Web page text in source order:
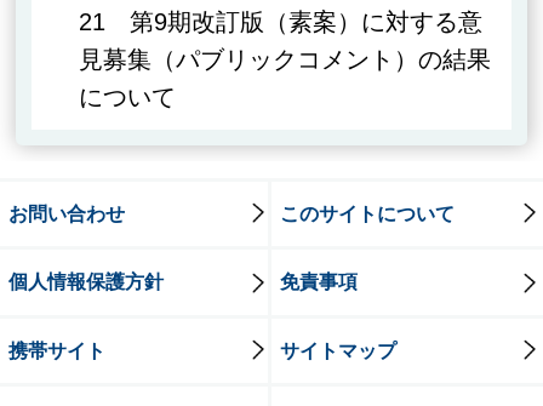
21 第9期改訂版（素案）に対する意
見募集（パブリックコメント）の結果
について
お問い合わせ このサイトについて
個人情報保護方針 免責事項
携帯サイト サイトマップ